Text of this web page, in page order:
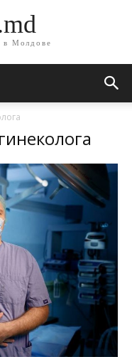
в Молдове